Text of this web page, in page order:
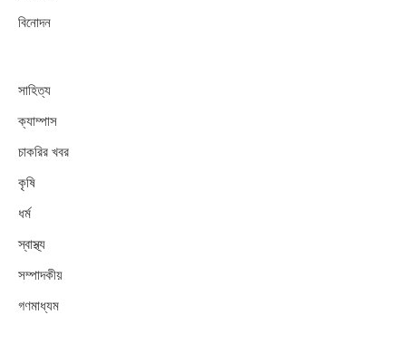
বিনোদন
সাহিত্য
ক্যাম্পাস
চাকরির খবর
কৃষি
ধর্ম
স্বাস্থ্য
সম্পাদকীয়
গণমাধ্যম